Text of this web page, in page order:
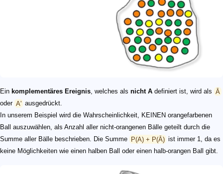
Ein komplementäres Ereignis, welches als nicht A definiert ist, wird als Ā
oder A' ausgedrückt.
In unserem Beispiel wird die Wahrscheinlichkeit, KEINEN orangefarbenen
Ball auszuwählen, als Anzahl aller nicht-orangenen Bälle geteilt durch die
Summe aller Bälle beschrieben. Die Summe P(A) + P(Ā) ist immer 1, da es
keine Möglichkeiten wie einen halben Ball oder einen halb-orangen Ball gibt.